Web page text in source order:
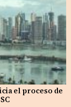
el proceso de